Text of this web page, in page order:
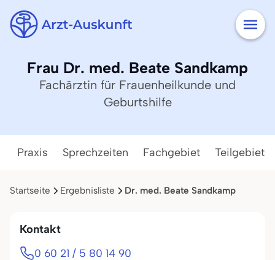
Frau Dr. med. Beate Sandkamp
Fachärztin für Frauenheilkunde und
Geburtshilfe
Praxis Sprechzeiten Fachgebiet Teilgebiete
Startseite Ergebnisliste Dr. med. Beate Sandkamp
Kontakt
0 60 21 / 5 80 14 90